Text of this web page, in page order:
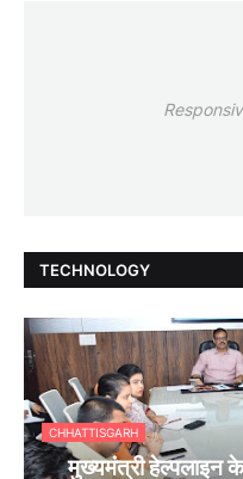
TECHNOLOGY
CHHATTISGARH
मुख्यमंत्री हेल्पलाइन